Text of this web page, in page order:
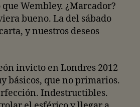
Wembley. ¿Marcador?
bueno. La del sábado
y nuestros deseos
invicto en Londres 2012
básicos, que no primarios.
Indestructibles.